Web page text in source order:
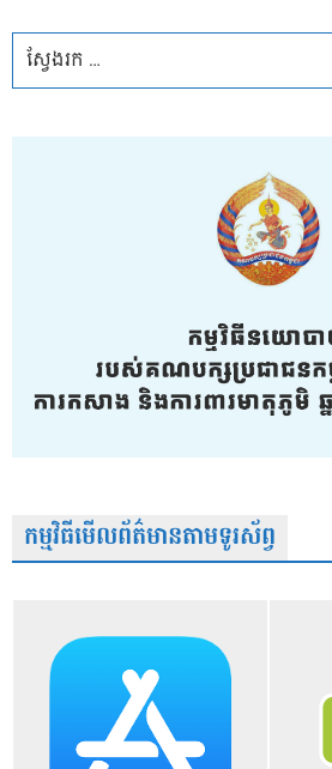
កម្មវិធីមើលព័ត៌មានតាមទូរស័ព្វ